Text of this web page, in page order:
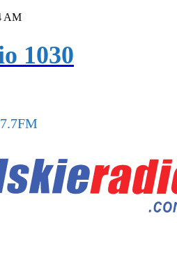
AM
1030